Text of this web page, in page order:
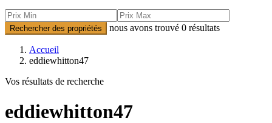
Rechercher des propriétés nous avons trouvé 0 résultats
Accueil
eddiewhitton47
Vos résultats de recherche
eddiewhitton47